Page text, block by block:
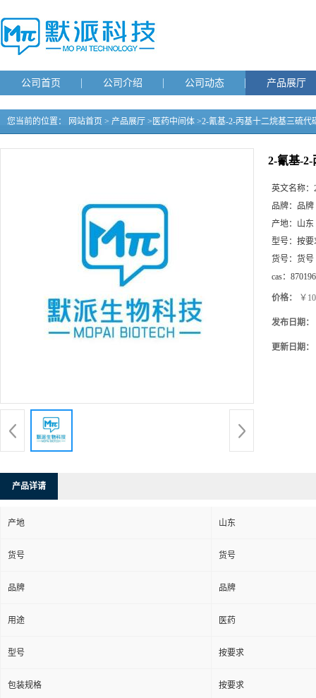
公司首页 公司介绍 公司动态 产品展厅
您当前的位置： 网站首页 > 产品展厅 > 医药中间体 >2-氰基-2-丙基十二烷基三硫代
2-氰基-
英文名称：
品牌： 品牌
产地： 山东
型号： 按要
货号： 货号
cas：
价格： ￥
发布日期：
更新日期：
产品详请
产地 山东
货号 货号
品牌 品牌
用途 医药
型号 按要求
包装规格 按要求